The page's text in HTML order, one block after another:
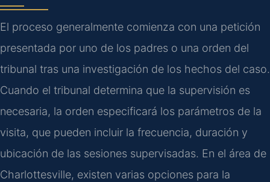
El proceso generalmente comienza con una petición
presentada por uno de los padres o una orden del
tribunal tras una investigación de los hechos del caso.
Cuando el tribunal determina que la supervisión es
necesaria, la orden especificará los parámetros de la
visita, que pueden incluir la frecuencia, duración y
ubicación de las sesiones supervisadas. En el área de
Charlottesville, existen varias opciones para la